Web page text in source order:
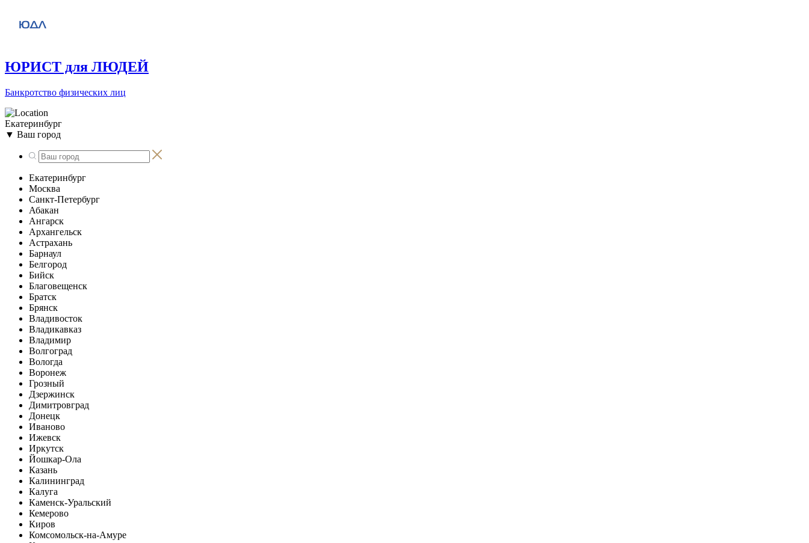
ЮРИСТ для ЛЮДЕЙ
Банкротство физических лиц
Екатеринбург
▼ Ваш город
Екатеринбург
Москва
Санкт-Петербург
Абакан
Ангарск
Архангельск
Астрахань
Барнаул
Белгород
Бийск
Благовещенск
Братск
Брянск
Владивосток
Владикавказ
Владимир
Волгоград
Вологда
Воронеж
Грозный
Дзержинск
Димитровград
Донецк
Иваново
Ижевск
Иркутск
Йошкар-Ола
Казань
Калининград
Калуга
Каменск-Уральский
Кемерово
Киров
Комсомольск-на-Амуре